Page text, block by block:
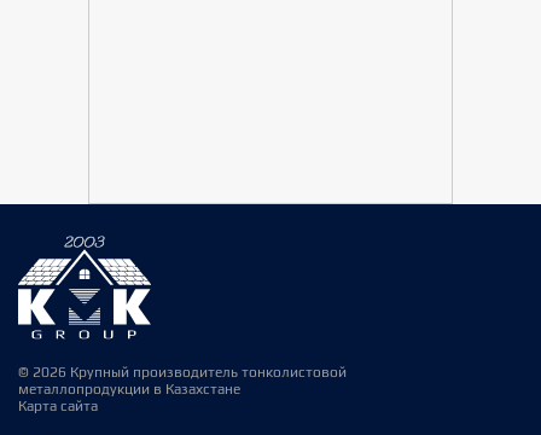
© 2026 Крупный производитель тонколистовой
металлопродукции в Казахстане
Карта сайта